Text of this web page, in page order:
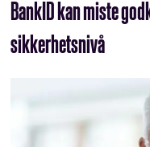
BankID kan miste
sikkerhetsnivå